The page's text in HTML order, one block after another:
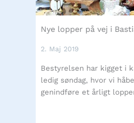
Nye lopper på vej i
2. Maj 2019
Bestyrelsen har kigget i
ledig søndag, hvor vi
genindføre et årligt